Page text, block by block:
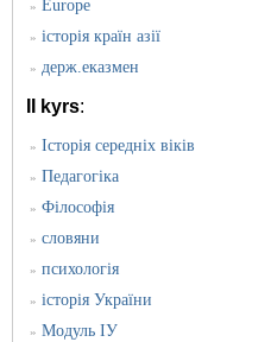
» Europe
» історія країн азії
» держ.еказмен
II kyrs:
» Історія середніх віків
» Педагогіка
» Філософія
» словяни
» психологія
» історія України
» Модуль ІУ